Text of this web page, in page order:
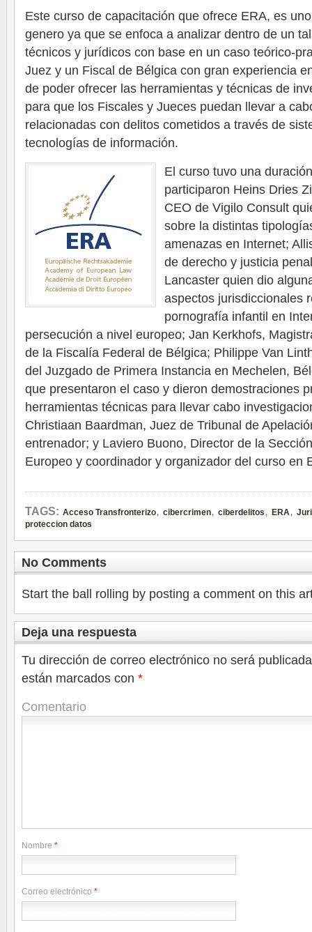
Este curso de capacitación que ofrece ERA, es
genero ya que se enfoca a analizar dentro de un
técnicos y jurídicos con base en un caso teórico-
Juez y un Fiscal de Bélgica con gran experiencia
de poder ofrecer las herramientas y técnicas de
para que los Fiscales y Jueces puedan llevar a
relacionadas con delitos cometidos a través de
tecnologías de información.
El curso tuvo una
participaron Heins Dries
CEO de Vigilo Consult
sobre la distintas
amenazas en Internet;
de derecho y justicia
Lancaster quien dio
aspectos jurisdiccionales
pornografía infantil en
persecución a nivel europeo; Jan Kerkhofs,
de la Fiscalía Federal de Bélgica; Philippe Van
del Juzgado de Primera Instancia en Mechelen,
que presentaron el caso y dieron demostraciones
herramientas técnicas para llevar cabo
Christiaan Baardman, Juez de Tribunal de
entrenador; y Laviero Buono, Director de la
Europeo y coordinador y organizador del curso en
TAGS: Acceso Transfronterizo, cibercrimen, ciberdelitos, ERA,
proteccion datos
No Comments
Start the ball rolling by posting a comment on this
Deja una respuesta
Tu dirección de correo electrónico no será
están marcados con *
Comentario
Nombre *
Correo electrónico *